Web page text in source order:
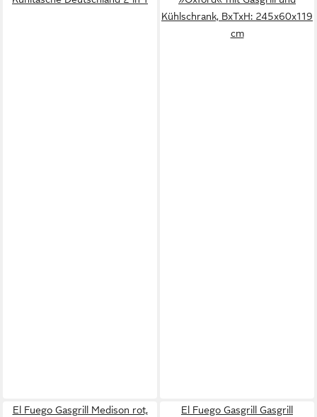
Kühlschrank, BxTxH: 245x60x119
cm
El Fuego Gasgrill Medison rot,
El Fuego Gasgrill Gasgrill